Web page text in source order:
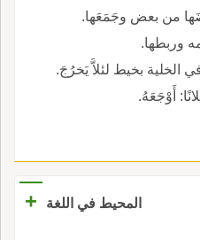
من بعض وجَمَعَها.
وربطها.
بخيط لئلاَّ يَخرُجَ.
أَوْجَعَهُ.
المحيط في اللغة
+